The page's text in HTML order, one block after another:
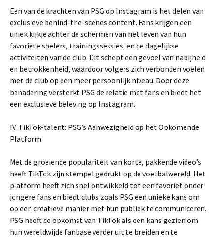
Een van de krachten van PSG op Instagram is het delen van
exclusieve behind-the-scenes content. Fans krijgen een
uniek kijkje achter de schermen van het leven van hun
favoriete spelers, trainingssessies, en de dagelijkse
activiteiten van de club. Dit schept een gevoel van nabijheid
en betrokkenheid, waardoor volgers zich verbonden voelen
met de club op een meer persoonlijk niveau. Door deze
benadering versterkt PSG de relatie met fans en biedt het
een exclusieve beleving op Instagram.
IV. TikTok-talent: PSG’s Aanwezigheid op het Opkomende
Platform
Met de groeiende populariteit van korte, pakkende video’s
heeft TikTok zijn stempel gedrukt op de voetbalwereld. Het
platform heeft zich snel ontwikkeld tot een favoriet onder
jongere fans en biedt clubs zoals PSG een unieke kans om
op een creatieve manier met hun publiek te communiceren.
PSG heeft de opkomst van TikTok als een kans gezien om
hun wereldwijde fanbase verder uit te breiden en te